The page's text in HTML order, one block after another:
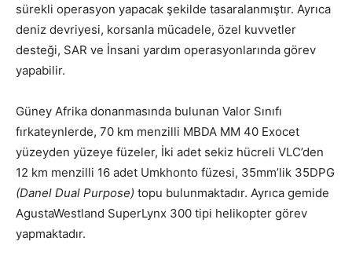
sürekli operasyon yapacak şekilde tasaralanmıştır. Ayrıca
deniz devriyesi, korsanla mücadele, özel kuvvetler
desteği, SAR ve İnsani yardım operasyonlarında görev
yapabilir.
Güney Afrika donanmasında bulunan Valor Sınıfı
fırkateynlerde, 70 km menzilli MBDA MM 40 Exocet
yüzeyden yüzeye füzeler, İki adet sekiz hücreli VLC’den
12 km menzilli 16 adet Umkhonto füzesi, 35mm’lik 35DPG
(Danel Dual Purpose) topu bulunmaktadır. Ayrıca gemide
AgustaWestland SuperLynx 300 tipi helikopter görev
yapmaktadır.